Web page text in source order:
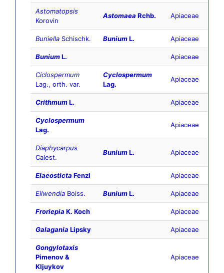
Astomatopsis
Korovin
Astomaea Rchb. Apiaceae
Buniella Schischk. BuniumL. Apiaceae
BuniumL. Apiaceae
Ciclospermum
Lag., orth. var.
Cyclospermum
Lag.
Apiaceae
CrithmumL. Apiaceae
Cyclospermum
Lag.
Apiaceae
Diaphycarpus
Calest.
BuniumL. Apiaceae
Elaeosticta Fenzl Apiaceae
Ellwendia Boiss. BuniumL. Apiaceae
Froriepia K. Koch Apiaceae
Galagania Lipsky Apiaceae
Gongylotaxis
Pimenov &
Kljuykov
Apiaceae